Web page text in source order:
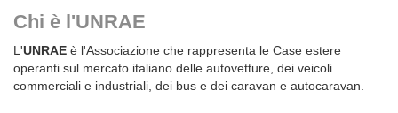
Chi è l'UNRAE
L'UNRAE è l'Associazione che rappresenta le Case estere
operanti sul mercato italiano delle autovetture, dei veicoli
commerciali e industriali, dei bus e dei caravan e autocaravan.